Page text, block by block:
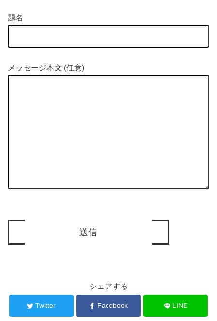
題名
メッセージ本文 (任意)
シェアする
Twitter Facebook LINE